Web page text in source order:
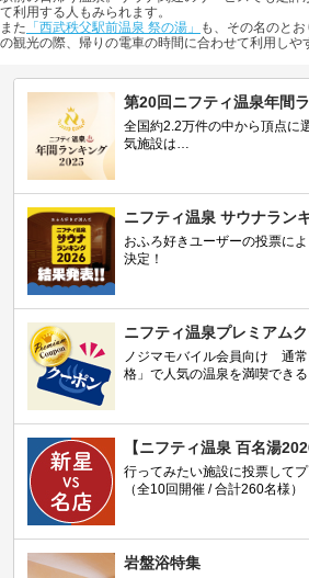
て利用する人もみられます。
また 「西武秩父駅前温泉 祭の湯」
も、その名のと
の観光の際、帰りの電車の時間に合わせて利用しや
第20回ニフティ温泉年間
全国約2.2万件の中から頂点に
気施設は…
ニフティ温泉 サウナラン
おふろ好きユーザーの投票に
決定！
ニフティ温泉プレミアム
ノジマモバイル会員向け 通
格」で人気の温泉を満喫できる
【ニフティ温泉 百名湯
行ってみたい施設に投票して
（全10回開催 / 合計260名様）
岩盤浴特集